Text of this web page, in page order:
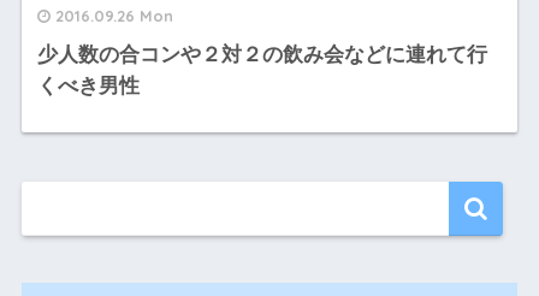
2016.09.26 Mon
少人数の合コンや２対２の飲み会などに連れて行
くべき男性